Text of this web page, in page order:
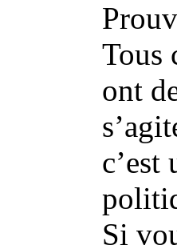
Tous
ont
c’est
Si